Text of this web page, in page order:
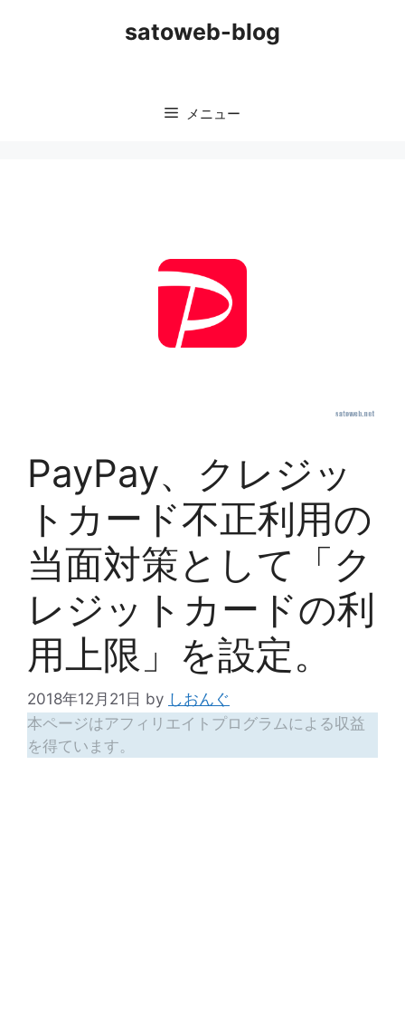
satoweb-blog
メニュー
PayPay、クレジッ
トカード不正利用の
当面対策として「ク
レジットカードの利
用上限」を設定。
2018年12月21日 by しおんぐ
本ページはアフィリエイトプログラムによる収益
を得ています。